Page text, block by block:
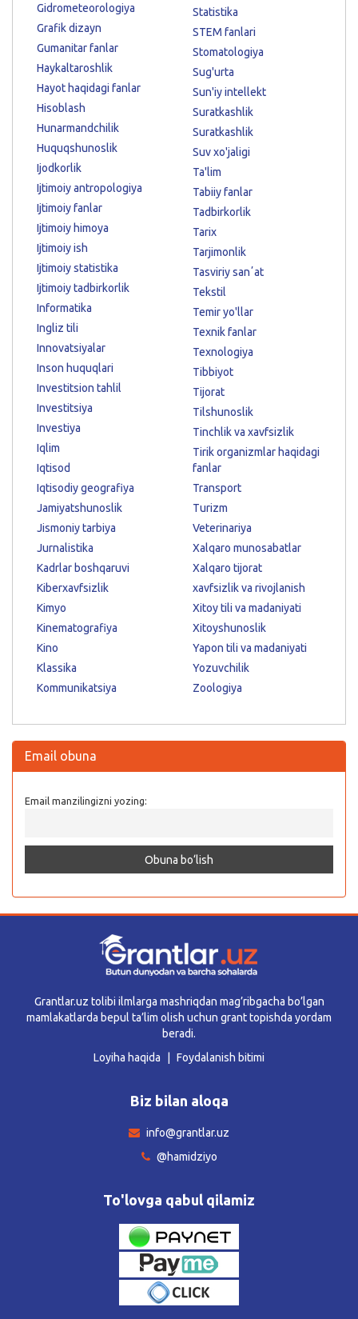
Gidrometeorologiya
Grafik dizayn
Gumanitar fanlar
Haykaltaroshlik
Hayot haqidagi fanlar
Hisoblash
Hunarmandchilik
Huquqshunoslik
Ijodkorlik
Ijtimoiy antropologiya
Ijtimoiy fanlar
Ijtimoiy himoya
Ijtimoiy ish
Ijtimoiy statistika
Ijtimoiy tadbirkorlik
Informatika
Ingliz tili
Innovatsiyalar
Inson huquqlari
Investitsion tahlil
Investitsiya
Investiya
Iqlim
Iqtisod
Iqtisodiy geografiya
Jamiyatshunoslik
Jismoniy tarbiya
Jurnalistika
Kadrlar boshqaruvi
Kiberxavfsizlik
Kimyo
Kinematografiya
Kino
Klassika
Kommunikatsiya
Statistika
STEM fanlari
Stomatologiya
Sug'urta
Sun'iy intellekt
Suratkashlik
Suratkashlik
Suv xo'jaligi
Ta'lim
Tabiiy fanlar
Tadbirkorlik
Tarix
Tarjimonlik
Tasviriy sanʼat
Tekstil
Temir yo'llar
Texnik fanlar
Texnologiya
Tibbiyot
Tijorat
Tilshunoslik
Tinchlik va xavfsizlik
Tirik organizmlar haqidagi
fanlar
Transport
Turizm
Veterinariya
Xalqaro munosabatlar
Xalqaro tijorat
xavfsizlik va rivojlanish
Xitoy tili va madaniyati
Xitoyshunoslik
Yapon tili va madaniyati
Yozuvchilik
Zoologiya
Email obuna
Email manzilingizni yozing:
Grantlar.uz tolibi ilmlarga mashriqdan mag’ribgacha bo’lgan
mamlakatlarda bepul ta’lim olish uchun grant topishda yordam
beradi.
Loyiha haqida
Foydalanish bitimi
Biz bilan aloqa
info@grantlar.uz
@hamidziyo
To'lovga qabul qilamiz